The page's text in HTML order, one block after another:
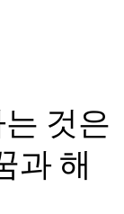
것은
과 해